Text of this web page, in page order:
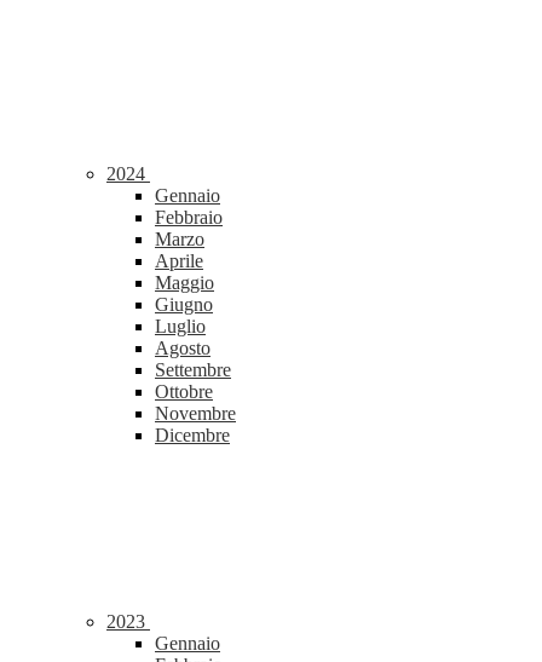
2024
Gennaio
Febbraio
Marzo
Aprile
Maggio
Giugno
Luglio
Agosto
Settembre
Ottobre
Novembre
Dicembre
2023
Gennaio